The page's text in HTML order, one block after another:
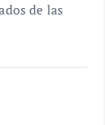
de las